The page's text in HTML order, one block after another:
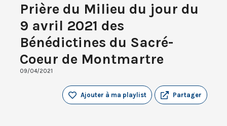
Prière du Milieu du jour du
9 avril 2021 des
Bénédictines du Sacré-
Coeur de Montmartre
09/04/2021
Partager
Ajouter à ma playlist